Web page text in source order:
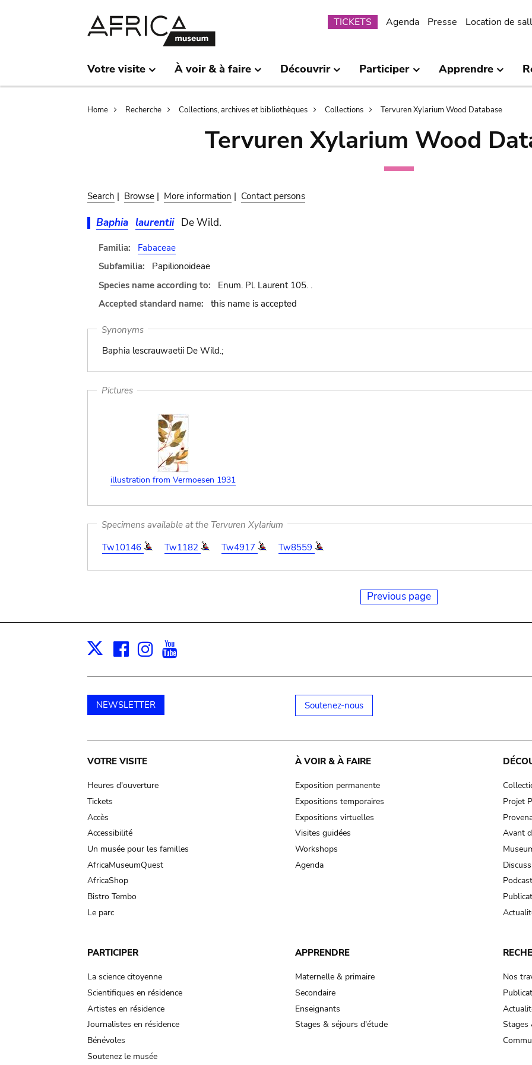
Submenu
TICKETS Agenda Presse Location de
Votre visite À voir & à faire Découvrir Participer Apprendre
Breadcrumb
Home Recherche Collections, archives et bibliothèques Collections Tervuren Xylarium Wood Database
Tervuren Xylarium Wood
Search | Browse | More information | Contact persons
Baphia laurentii De Wild.
Familia:
Fabaceae
Subfamilia:
Papilionoideae
Species name according to:
Enum. Pl. Laurent 105. .
Accepted standard name:
this name is accepted
Synonyms
Baphia lescrauwaetii De Wild.;
Pictures
illustration from Vermoesen 1931
Specimens available at the Tervuren Xylarium
Tw10146
Tw1182 Tw4917 Tw8559
Previous page
X Facebook
Instagram
NEWSLETTER Soutenez-nous
Main
navigation
VOTRE VISITE
Heures d'ouverture
Tickets
Accès
Accessibilité
Un musée pour les familles
AfricaMuseumQuest
AfricaShop
Bistro Tembo
Le parc
À VOIR & À FAIRE
Exposition permanente
Expositions temporaires
Expositions virtuelles
Visites guidées
Workshops
Agenda
Projet
Avant
PARTICIPER
La science citoyenne
Scientifiques en résidence
Artistes en résidence
Journalistes en résidence
Bénévoles
Soutenez le musée
APPRENDRE
Maternelle & primaire
Secondaire
Enseignants
Stages & séjours d'étude
Nos
Stages